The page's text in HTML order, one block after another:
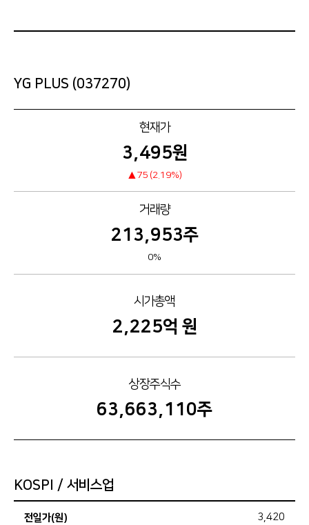
YG PLUS (037270)
현재가
3,495원
75 (2.19%)
거래량
213,953주
0%
시가총액
2,225억 원
상장주식수
63,663,110주
KOSPI / 서비스업
전일가(원) 3,420